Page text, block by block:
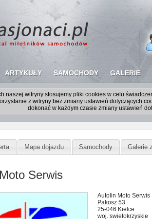
ARTYKUŁY SAMOCHODY GALERIE
naszej witryny stosujemy pliki cookies w celu
z witryny bez zmiany ustawień dotyczących
dokonać w każdym czasie zmiany ustawień
Mapa dojazdu Samochody Galerie
Serwis
Autolin Moto Serwis
Pakosz 53
25-046 Kielce
woj. swietokrzyskie